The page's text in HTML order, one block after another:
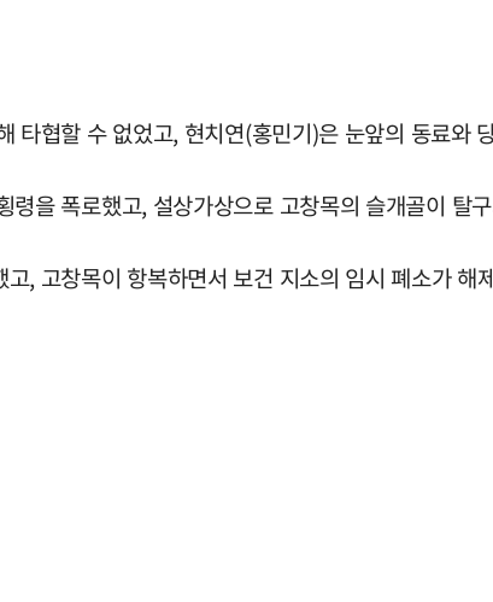
타협할 수 없었고, 현치연(홍민기)은 눈앞의 동료와
을 폭로했고, 설상가상으로 고창목의 슬개골이 탈
, 고창목이 항복하면서 보건 지소의 임시 폐소가 해